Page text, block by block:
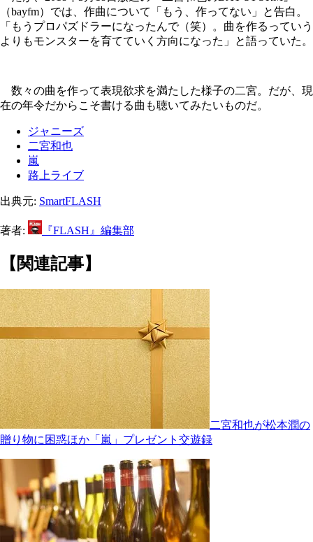
（bayfm）では、作曲について「もう、作ってない」と告白。
「もうプロパズドラーになったんで（笑）。曲を作るっていう
よりもモンスターを育てていく方向になった」と語っていた。
数々の曲を作って表現欲求を満たした様子の二宮。だが、現
在の年令だからこそ書ける曲も聴いてみたいものだ。
ジャニーズ
二宮和也
嵐
路上ライブ
出典元: SmartFLASH
著者: 『FLASH』編集部
【関連記事】
二宮和也が松本潤の
贈り物に困惑ほか「嵐」プレゼント交遊録